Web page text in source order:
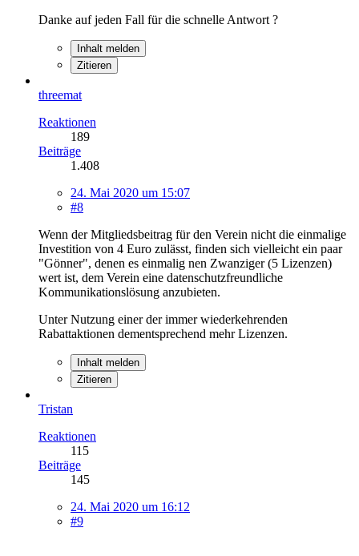
Danke auf jeden Fall für die schnelle Antwort ?
Inhalt melden
Zitieren
threemat
Reaktionen
189
Beiträge
1.408
24. Mai 2020 um 15:07
#8
Wenn der Mitgliedsbeitrag für den Verein nicht die einmalige
Investition von 4 Euro zulässt, finden sich vielleicht ein paar
"Gönner", denen es einmalig nen Zwanziger (5 Lizenzen)
wert ist, dem Verein eine datenschutzfreundliche
Kommunikationslösung anzubieten.
Unter Nutzung einer der immer wiederkehrenden
Rabattaktionen dementsprechend mehr Lizenzen.
Inhalt melden
Zitieren
Tristan
Reaktionen
115
Beiträge
145
24. Mai 2020 um 16:12
#9